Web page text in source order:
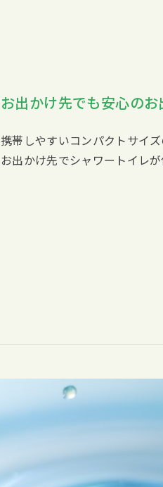
お出かけ先でも安心の
携帯しやすいコンパクトサイズ
お出かけ先でシャワートイレが